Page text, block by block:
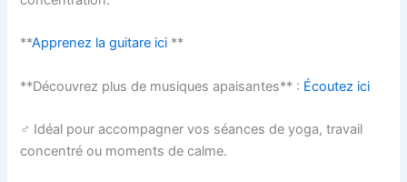
**Apprenez la guitare ici **
**Découvrez plus de musiques apaisantes** : Écoutez ici
‍♂️ Idéal pour accompagner vos séances de yoga, travail
concentré ou moments de calme.